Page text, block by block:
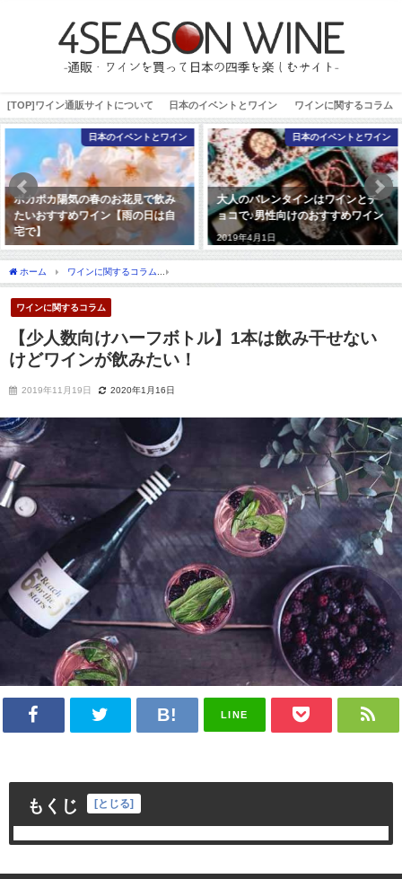
[TOP]ワイン通販サイトについて 日本のイベントとワイン ワインに関するコラム
日本のイベントとワイン
ポカポカ陽気の春のお花見で飲み
たいおすすめワイン【雨の日は自
宅で】
日本のイベントとワイン
大人のバレンタインはワインとチ
ョコで♪男性向けのおすすめワイン
2019年4月1日
ホーム ワインに関するコラム
ワインに関するコラム
【少人数向けハーフボトル】1本は飲み干せない
けどワインが飲みたい！
2019年11月19日 2020年1月16日
LINE
もくじ とじる